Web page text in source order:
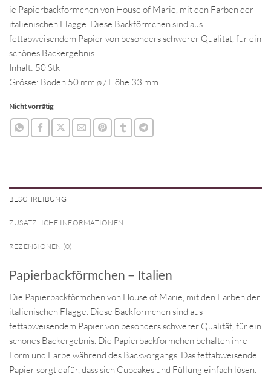
ie Papierbackförmchen von House of Marie, mit den Farben der
italienischen Flagge. Diese Backförmchen sind aus
fettabweisendem Papier von besonders schwerer Qualität, für ein
schönes Backergebnis.
Inhalt: 50 Stk
Grösse: Boden 50 mm ø / Höhe 33 mm
Nicht vorrätig
BESCHREIBUNG
ZUSÄTZLICHE INFORMATIONEN
REZENSIONEN (0)
Papierbackförmchen – Italien
Die Papierbackförmchen von House of Marie, mit den Farben der
italienischen Flagge. Diese Backförmchen sind aus
fettabweisendem Papier von besonders schwerer Qualität, für ein
schönes Backergebnis. Die Papierbackförmchen behalten ihre
Form und Farbe während des Backvorgangs. Das fettabweisende
Papier sorgt dafür, dass sich Cupcakes und Füllung einfach lösen.